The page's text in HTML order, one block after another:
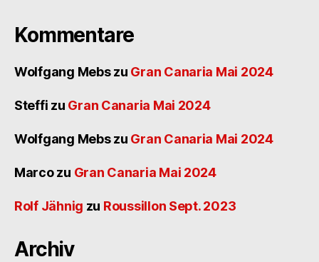
Kommentare
Wolfgang Mebszu Gran Canaria Mai 2024
Steffi zu Gran Canaria Mai 2024
Wolfgang Mebszu Gran Canaria Mai 2024
Marcozu Gran Canaria Mai 2024
Rolf Jähnig zu Roussillon Sept. 2023
Archiv